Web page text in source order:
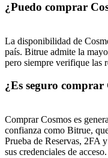
¿Puedo comprar
La disponibilidad de
país. Bitrue admite la
pero siempre verifique las
¿Es seguro comprar
Comprar Cosmos es
confianza como Bitrue,
Prueba de Reservas, 2FA
sus credenciales de acceso.